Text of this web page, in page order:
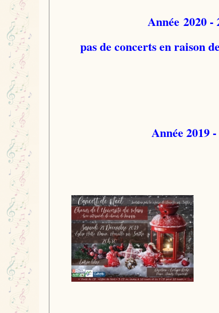
Année 2020 -
pas de concerts en raison
Année 2019